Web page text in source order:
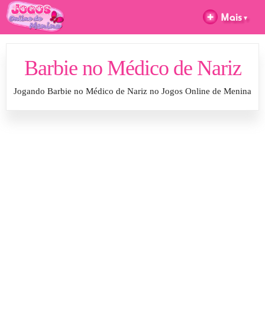
Barbie no Médico de Nariz
Jogando Barbie no Médico de Nariz no Jogos Online de Menina